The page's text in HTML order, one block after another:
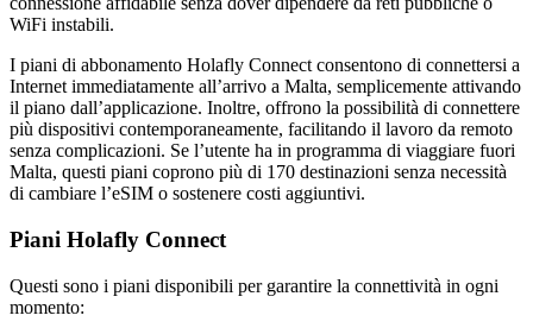
WiFi instabili.
I piani di abbonamento Holafly Connect consentono di connettersi a
Internet immediatamente all’arrivo a Malta, semplicemente attivando
il piano dall’applicazione. Inoltre, offrono la possibilità di connettere
più dispositivi contemporaneamente, facilitando il lavoro da remoto
senza complicazioni. Se l’utente ha in programma di viaggiare fuori
Malta, questi piani coprono più di 170 destinazioni senza necessità
di cambiare l’eSIM o sostenere costi aggiuntivi.
Piani Holafly Connect
Questi sono i piani disponibili per garantire la connettività in ogni
momento: